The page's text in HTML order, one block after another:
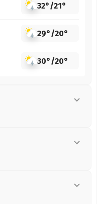
32°/21°
29°/20°
30°/20°